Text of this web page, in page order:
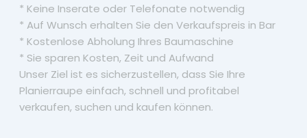
* Keine Inserate oder Telefonate notwendig
* Auf Wunsch erhalten Sie den Verkaufspreis in Bar
* Kostenlose Abholung Ihres Baumaschine
* Sie sparen Kosten, Zeit und Aufwand
Unser Ziel ist es sicherzustellen, dass Sie Ihre
Planierraupe einfach, schnell und profitabel
verkaufen, suchen und kaufen können.